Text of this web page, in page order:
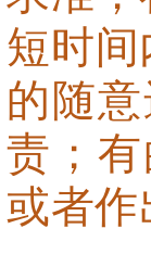
短时
的随
责；
或者